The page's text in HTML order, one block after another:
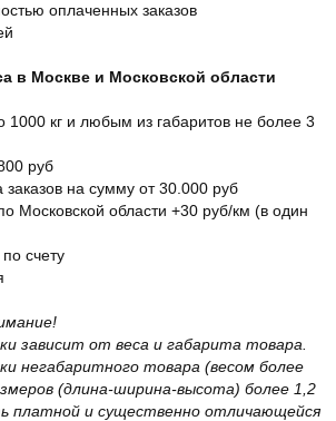
оплаченных заказов
в Москве и Московской области
1000 кг и любым из габаритов не более 3
руб
заказов на сумму от 30.000 руб
Московской области +30 руб/км (в один
счету
зависит от веса и габарита товара.
негабаритного товара (весом более
(длина-ширина-высота) более 1,2
и существенно отличающейся